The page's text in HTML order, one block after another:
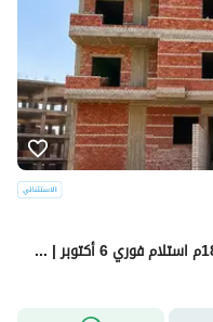
شقة دوبلكس (فيلا) للبيع 443م بجاردن 187م استلام فوري 6 أكتوبر | تطل على كومباوند جنة